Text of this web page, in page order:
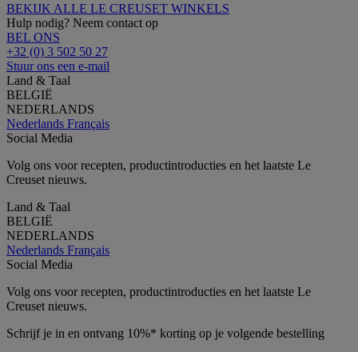
BEKIJK ALLE LE CREUSET WINKELS
Hulp nodig? Neem contact op
BEL ONS
+32 (0) 3 502 50 27
Stuur ons een e-mail
Land & Taal
BELGIË
NEDERLANDS
Nederlands Français
Social Media
Volg ons voor recepten, productintroducties en het laatste Le
Creuset nieuws.
Land & Taal
BELGIË
NEDERLANDS
Nederlands Français
Social Media
Volg ons voor recepten, productintroducties en het laatste Le
Creuset nieuws.
Schrijf je in en ontvang 10%* korting op je volgende bestelling